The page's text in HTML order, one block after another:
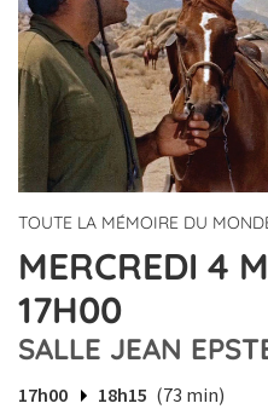
TOUTE LA MÉMOIRE DU
MERCREDI 4
17H00
SALLE JEAN
17h00 18h15 (73 min)